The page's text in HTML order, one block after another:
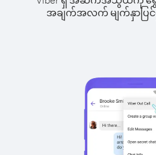
အချက်အလက် မျက်နှာပြင်မှ